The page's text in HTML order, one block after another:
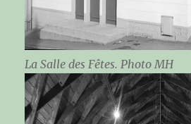
La Salle des Fêtes. Photo MH